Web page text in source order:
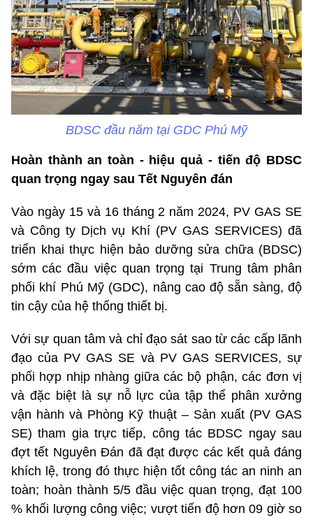
BDSC đầu năm tại GDC Phú Mỹ
Hoàn thành an toàn - hiệu quả - tiến độ BDSC
quan trọng ngay sau Tết Nguyên đán
Vào ngày 15 và 16 tháng 2 năm 2024, PV GAS SE
và Công ty Dịch vụ Khí (PV GAS SERVICES) đã
triển khai thực hiện bảo dưỡng sửa chữa (BDSC)
sớm các đầu việc quan trọng tại Trung tâm phân
phối khí Phú Mỹ (GDC), nâng cao độ sẵn sàng, độ
tin cậy của hệ thống thiết bị.
Với sự quan tâm và chỉ đạo sát sao từ các cấp lãnh
đạo của PV GAS SE và PV GAS SERVICES, sự
phối hợp nhịp nhàng giữa các bộ phận, các đơn vị
và đặc biệt là sự nỗ lực của tập thể phân xưởng
vận hành và Phòng Kỹ thuật – Sản xuất (PV GAS
SE) tham gia trực tiếp, công tác BDSC ngay sau
đợt tết Nguyên Đán đã đạt được các kết quả đáng
khích lệ, trong đó thực hiện tốt công tác an ninh an
toàn; hoàn thành 5/5 đầu việc quan trọng, đạt 100
% khối lượng công việc; vượt tiến độ hơn 09 giờ so